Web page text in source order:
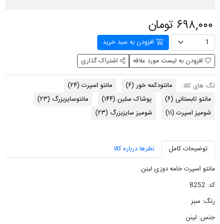
۶۹۸,۰۰۰ تومان
افزودن به سبد خرید
افزودن به لیست مورد علاقه
اشتراک گذاری
تگ های کالا: مانتودکمه خور (۶) مانتو اسپرت (۲۴)
مانتو تابستانی (۶) پوشاک سلین (۱۴۴) مانتوسایزبزرگ (۲۳)
شومیز اسپرت (۱۱) شومیز سایزبزرگ (۲۳)
توضیحات کامل
نظرها درباره کالا
مانتو اسپرت خامه دوزی لینن
کد: 8252
رنگ: سبز
جنس: لینن